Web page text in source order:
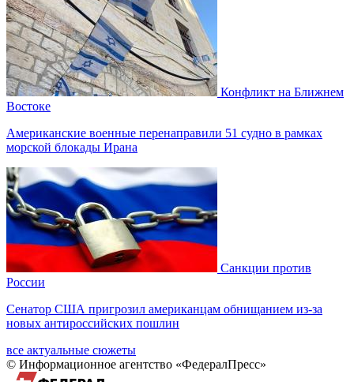
Конфликт на Ближнем
Востоке
Американские военные перенаправили 51 судно в рамках
морской блокады Ирана
Санкции против
России
Сенатор США пригрозил американцам обнищанием из-за
новых антироссийских пошлин
все актуальные сюжеты
© Информационное агентство «ФедералПресс»